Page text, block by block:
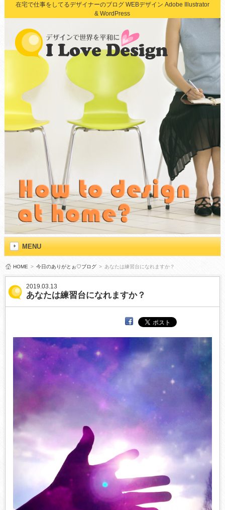
在宅で仕事をしてるデザイナーのブログ WEBデザイン Adobe Illustrator
& WordPress
MENU
HOME > 今日のありがとぉ♡ブログ > あなたは練習台になれますか？
2019.03.13
あなたは練習台になれますか？